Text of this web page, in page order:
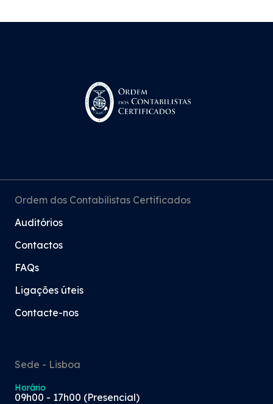
Ordem dos Contabilistas Certificados
Auditórios
Contactos
FAQs
Ligações úteis
Contacte-nos
Sede - Lisboa
Horário
09h00 - 17h00 (Presencial)